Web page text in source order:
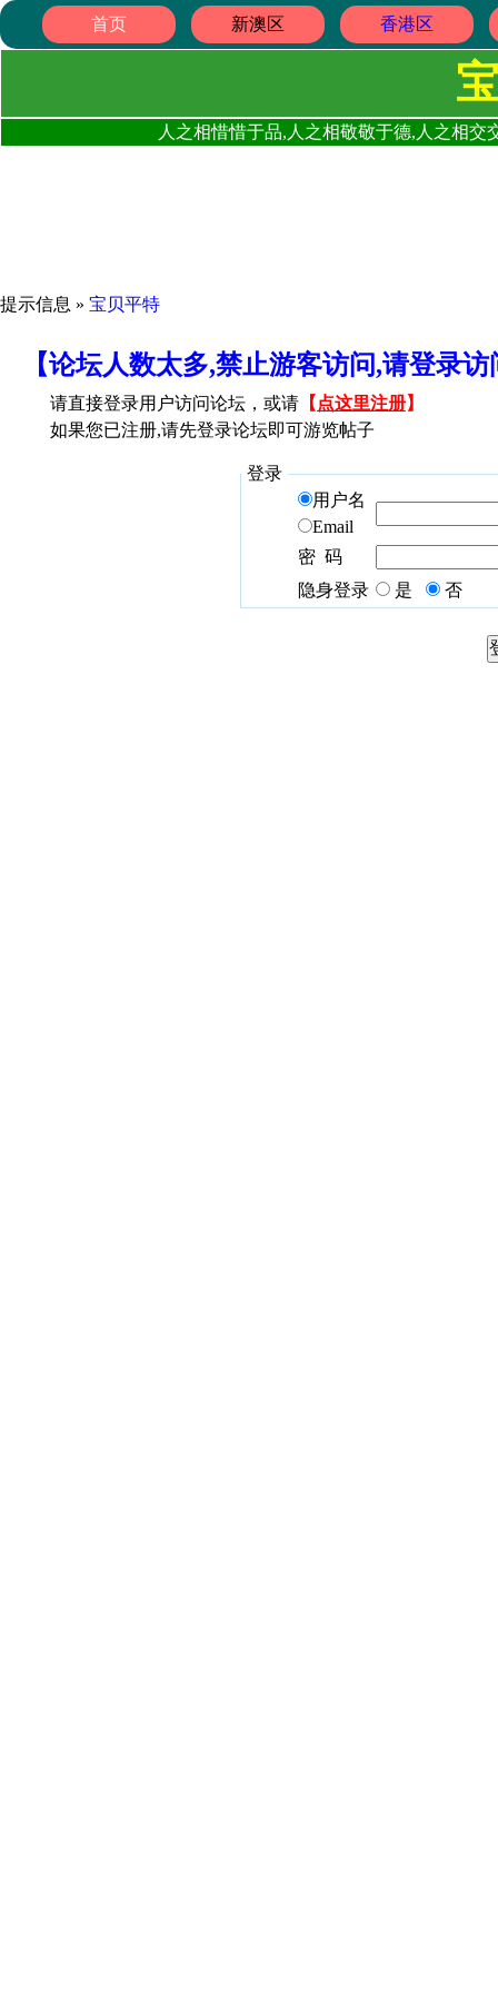
首页 新澳区 香港区
人之相惜惜于品,人之相敬敬于德,人之相
提示信息 » 宝贝平特
【论坛人数太多,禁止游客访问,请登录
请直接登录用户访问论坛，或请 【 点这里注册】
如果您已注册,请先登录论坛即可游览帖子
登录
用户名
Email
密 码
隐身登录
是 否